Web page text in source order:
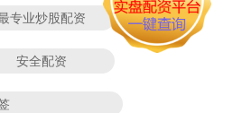
专业炒股配资
安全配资